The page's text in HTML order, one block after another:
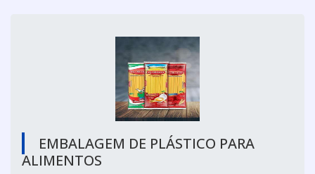
EMBALAGEM DE PLÁSTICO PARA
ALIMENTOS